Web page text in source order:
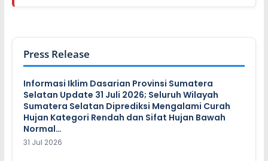
Press Release
Informasi Iklim Dasarian Provinsi Sumatera
Selatan Update 31 Juli 2026; Seluruh Wilayah
Sumatera Selatan Diprediksi Mengalami Curah
Hujan Kategori Rendah dan Sifat Hujan Bawah
Normal…
31 Jul 2026